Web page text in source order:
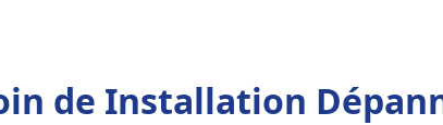
de Installation